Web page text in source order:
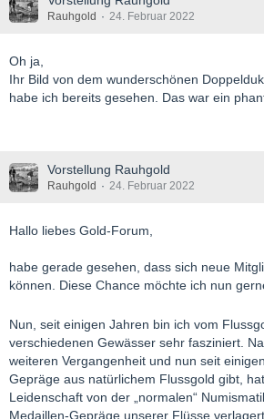
Rauhgold 24. Februar 2022
Oh ja,
Ihr Bild von dem wunderschönen
habe ich bereits gesehen. Das war ein
Vorstellung Rauhgold
Rauhgold 24. Februar 2022
Hallo liebes Gold-Forum,
habe gerade gesehen, dass sich neue
können. Diese Chance möchte ich nun
Nun, seit einigen Jahren bin ich vom
verschiedenen Gewässer sehr fasziniert.
weiteren Vergangenheit und nun seit
Gepräge aus natürlichem Flussgold gibt,
Leidenschaft von der „normalen“
Medaillen-Gepräge unserer Flüsse